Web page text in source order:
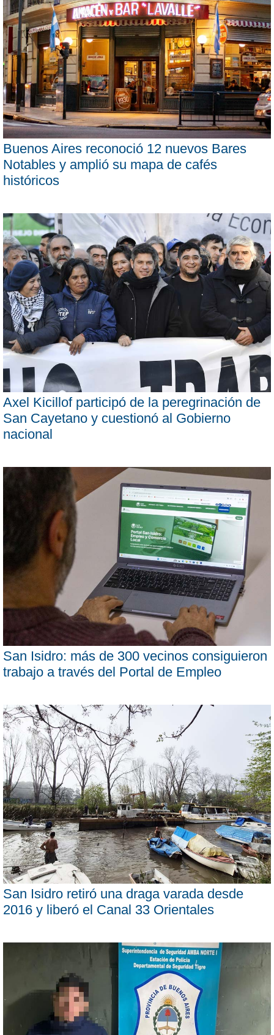
Buenos Aires reconoció 12 nuevos Bares
Notables y amplió su mapa de cafés
históricos
Axel Kicillof participó de la peregrinación de
San Cayetano y cuestionó al Gobierno
nacional
San Isidro: más de 300 vecinos consiguieron
trabajo a través del Portal de Empleo
San Isidro retiró una draga varada desde
2016 y liberó el Canal 33 Orientales